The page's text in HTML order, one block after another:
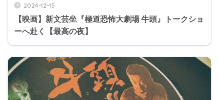
2024-12-15
【映画】新文芸坐『極道恐怖大劇場 牛頭』トークショ
ーへ赴く【最高の夜】